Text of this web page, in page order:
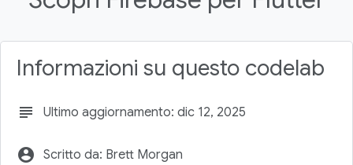
Su questa pagina
Prerequisiti
Che cosa ti serve
Informazioni su questo codelab
subject Ultimo aggiornamento: dic 12, 2025
account_circle Scritto da: Brett Morgan